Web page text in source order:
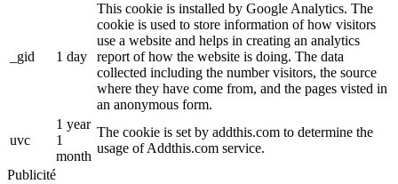
_gid 1 day
This cookie is installed by Google Analytics. The
cookie is used to store information of how visitors
use a website and helps in creating an analytics
report of how the website is doing. The data
collected including the number visitors, the source
where they have come from, and the pages visted in
an anonymous form.
uvc
1 year
1
month
The cookie is set by addthis.com to determine the
usage of Addthis.com service.
Publicité